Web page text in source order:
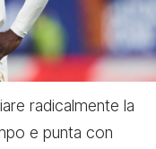
radicalmente la
e punta con